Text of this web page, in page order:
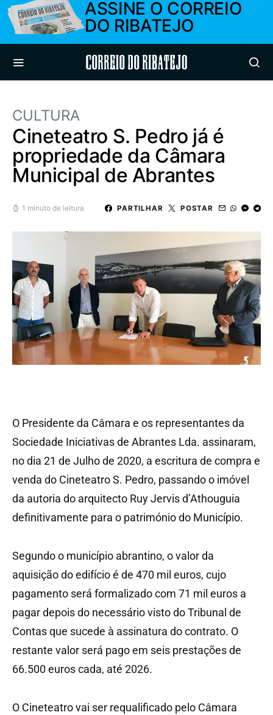
ASSINE O CORREIO
DO RIBATEJO
Correio do Ribatejo
CULTURA
Cineteatro S. Pedro já é
propriedade da Câmara
Municipal de Abrantes
1 minuto de leitura PARTILHAR POSTAR
O Presidente da Câmara e os representantes da
Sociedade Iniciativas de Abrantes Lda. assinaram,
no dia 21 de Julho de 2020, a escritura de compra e
venda do Cineteatro S. Pedro, passando o imóvel
da autoria do arquitecto Ruy Jervis d’Athouguia
definitivamente para o património do Município.
Segundo o município abrantino, o valor da
aquisição do edifício é de 470 mil euros, cujo
pagamento será formalizado com 71 mil euros a
pagar depois do necessário visto do Tribunal de
Contas que sucede à assinatura do contrato. O
restante valor será pago em seis prestações de
66.500 euros cada, até 2026.
O Cineteatro vai ser requalificado pelo Câmara